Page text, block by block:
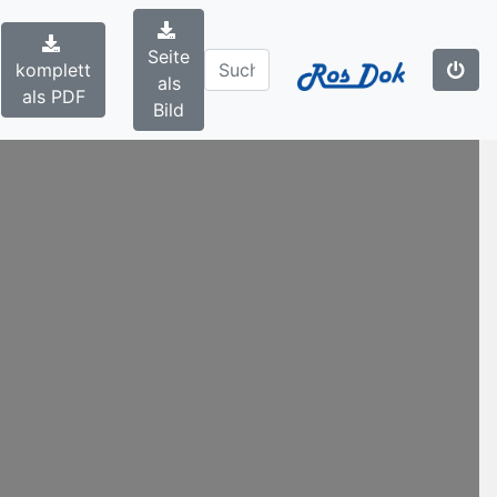
komplett
als PDF
Seite
als
Bild